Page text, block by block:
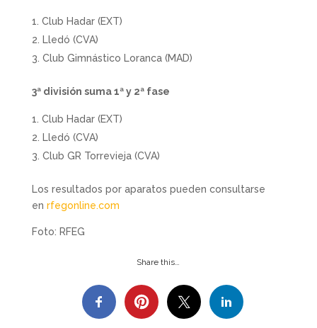
Club Hadar (EXT)
Lledó (CVA)
Club Gimnástico Loranca (MAD)
3ª división suma 1ª y 2ª fase
Club Hadar (EXT)
Lledó (CVA)
Club GR Torrevieja (CVA)
Los resultados por aparatos pueden consultarse
en rfegonline.com
Foto: RFEG
Share this…